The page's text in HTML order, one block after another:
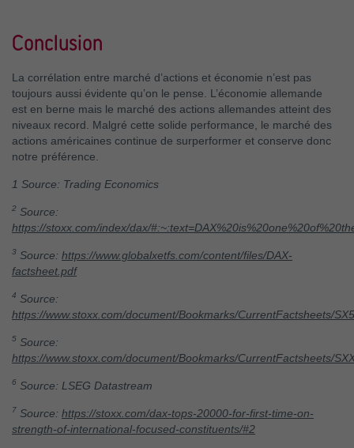
Conclusion
La corrélation entre marché d’actions et économie n’est pas
toujours aussi évidente qu’on le pense. L’économie allemande
est en berne mais le marché des actions allemandes atteint des
niveaux record. Malgré cette solide performance, le marché des
actions américaines continue de surperformer et conserve donc
notre préférence.
1 Source: Trading Economics
2 Source:
https://stoxx.com/index/dax/
3 Source: https://www.globalxetfs.com/content/files/DAX-
factsheet.pdf
4 Source:
https://www.stoxx.com/document/Bookmarks/CurrentFactsheets/
5 Source:
https://www.stoxx.com/document/Bookmarks/CurrentFactsheets/
6 Source: LSEG Datastream
7 Source: https://stoxx.com/dax-tops-20000-for-first-time-on-
strength-of-international-focused-constituents/#2